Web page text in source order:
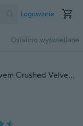
Logowanie
Ostatnio wyświetlane
Modny damski sweter z długim rękawem Crushed Velvet Cardigans Jacket Luźny płaszcz Znosić